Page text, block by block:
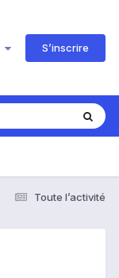
S’inscrire
Toute l’activité